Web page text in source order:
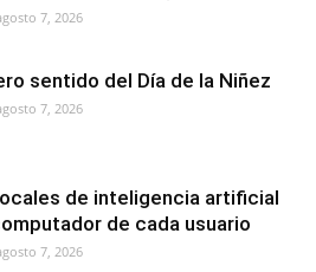
7, 2026
sentido del Día de la Niñez
7, 2026
de inteligencia artificial
de cada usuario
7, 2026